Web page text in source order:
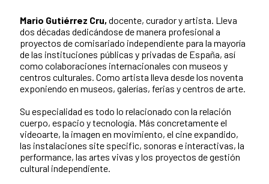
Mario Gutiérrez Cru, docente, curador y artista. Lleva
dos décadas dedicándose de manera profesional a
proyectos de comisariado independiente para la mayoría
de las instituciones públicas y privadas de España, así
como colaboraciones internacionales con museos y
centros culturales. Como artista lleva desde los noventa
exponiendo en museos, galerías, ferias y centros de arte.
Su especialidad es todo lo relacionado con la relación
cuerpo, espacio y tecnología. Más concretamente el
videoarte, la imagen en movimiento, el cine expandido,
las instalaciones site specific, sonoras e interactivas, la
performance, las artes vivas y los proyectos de gestión
cultural independiente.